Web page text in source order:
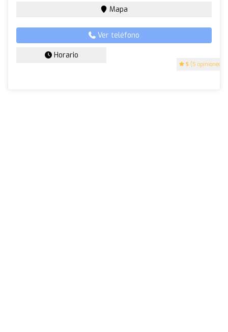
5 (5 opiniones)
Mapa
Ver teléfono
Horario